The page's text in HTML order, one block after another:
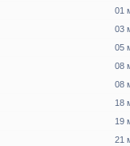
01
03
05
08
08
18
19
21